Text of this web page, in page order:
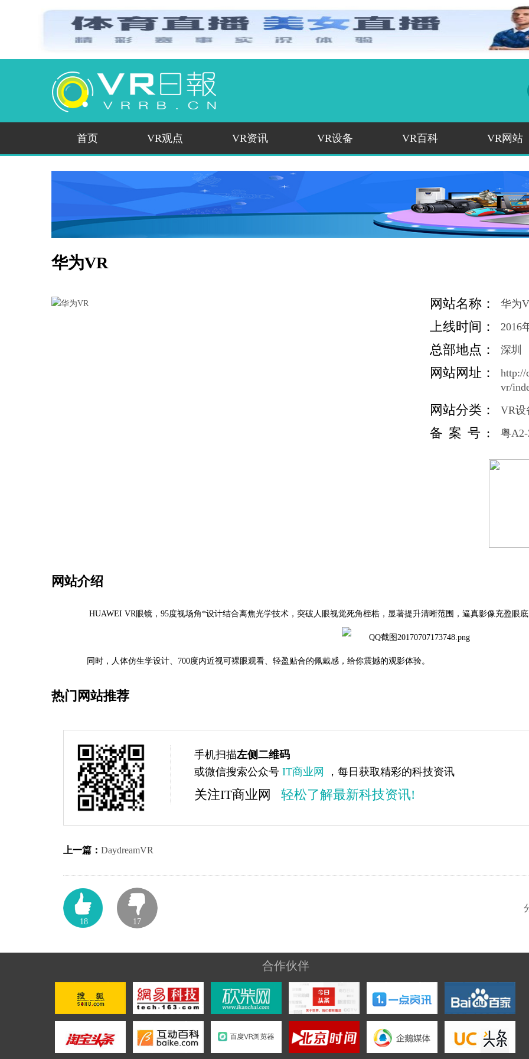
首页 VR观点 VR资讯 VR设备 VR百科 VR网站
华为VR
网站名称： 华为
上线时间： 2016
总部地点： 深圳
网站网址：
http://
vr/
网站分类： VR设
备案号: 粤A2-
网站介绍
HUAWEI VR眼镜，95度视场角*设计结合离焦光学技术，突破人眼视觉死角桎梏，显著提升清晰范围，逼真影像充盈眼
同时，人体仿生学设计、700度内近视可裸眼观看、轻盈贴合的佩戴感，给你震撼的观影体验。
热门网站推荐
手机扫描左侧二维码
或微信搜索公众号 IT商业网 ，每日获取精彩的科技资讯
关注IT商业网 轻松了解最新科技资讯!
上一篇： DaydreamVR
18 17
合作伙伴